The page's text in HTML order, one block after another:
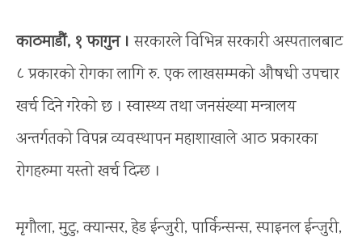
काठमाडौं, १ फागुन । सरकारले विभिन्न सरकारी अस्पतालबाट
८ प्रकारको रोगका लागि रु. एक लाखसम्मको औषधी उपचार
खर्च दिने गरेको छ । स्वास्थ्य तथा जनसंख्या मन्त्रालय
अन्तर्गतको विपन्न व्यवस्थापन महाशाखाले आठ प्रकारका
रोगहरुमा यस्तो खर्च दिन्छ ।
मृगौला, मुटु, क्यान्सर, हेड ईन्जुरी, पार्किन्सन्स, स्पाइनल ईन्जुरी,